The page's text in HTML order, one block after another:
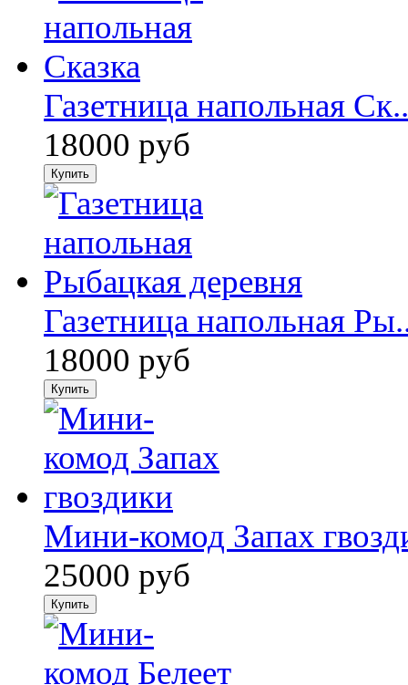
Газетница напольная
18000 руб
Газетница напольная
18000 руб
Мини-комод Запах
25000 руб